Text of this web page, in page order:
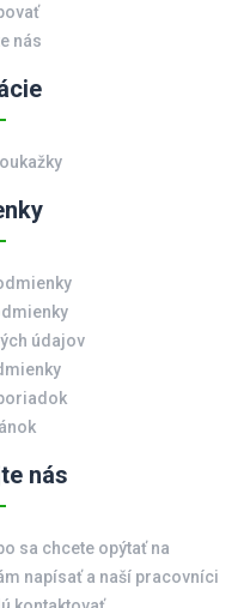
nás
údajov
nás
sa chcete opýtať na
napísať a naší pracovníci